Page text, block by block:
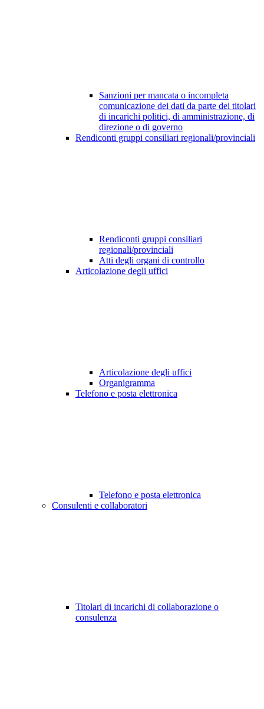
Sanzioni per mancata o incompleta
comunicazione dei dati da parte dei titolari
di incarichi politici, di amministrazione, di
direzione o di governo
Rendiconti gruppi consiliari regionali/provinciali
Rendiconti gruppi consiliari
regionali/provinciali
Atti degli organi di controllo
Articolazione degli uffici
Articolazione degli uffici
Organigramma
Telefono e posta elettronica
Telefono e posta elettronica
Consulenti e collaboratori
Titolari di incarichi di collaborazione o
consulenza